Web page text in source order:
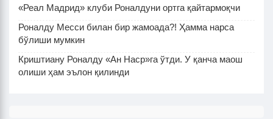
«Реал Мадрид» клуби Роналдуни ортга қайтармоқчи
Роналду Месси билан бир жамоада?! Ҳамма нарса
бўлиши мумкин
Криштиану Роналду «Ан Наср»га ўтди. У қанча маош
олиши ҳам эълон қилинди